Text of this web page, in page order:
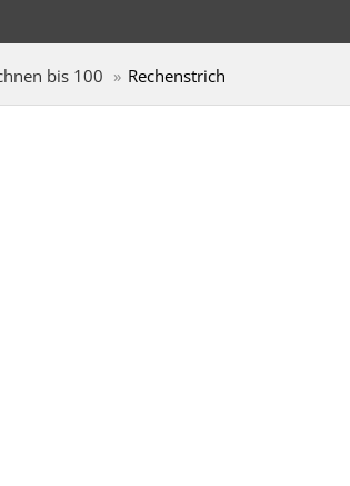
bis 100 Rechenstrich